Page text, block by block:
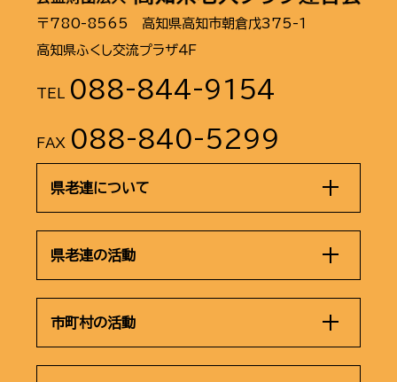
〒780-8565 高知県高知市朝倉戊375-1
高知県ふくし交流プラザ４Ｆ
TEL 088-844-9154
FAX 088-840-5299
県老連について
県老連の活動
市町村の活動